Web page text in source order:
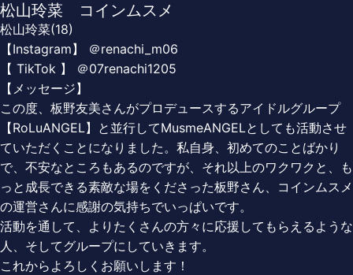
松山玲菜 コインムスメ
松山玲菜(18)
【Instagram】 ＠renachi_m06
【 TikTok 】 ＠07renachi1205
【メッセージ】
この度、板野友美さんがプロデュースするアイドルグループ
【RoLuANGEL】と並行してMusmeANGELとしても活動させ
ていただくことになりました。私自身、初めてのことばかり
で、不安なところもあるのですが、それ以上のワクワクと、も
っと成長できる素敵な場をくださった板野さん、コインムスメ
の運営さんに感謝の気持ちでいっぱいです。
活動を通して、よりたくさんの方々に応援してもらえるような
人、そしてグループにしていきます。
これからよろしくお願いします！